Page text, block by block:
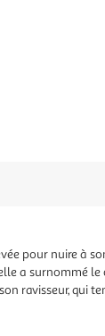
pour nuire à
a surnommé
ravisseur, qui